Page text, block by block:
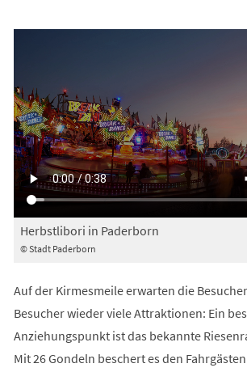
© Stadt Paderborn
Herbstlibori in Paderborn
Auf der Kirmesmeile erwarten die
Besucher wieder viele Attraktionen: Ein
Anziehungspunkt ist das bekannte
Mit 26 Gondeln beschert es den